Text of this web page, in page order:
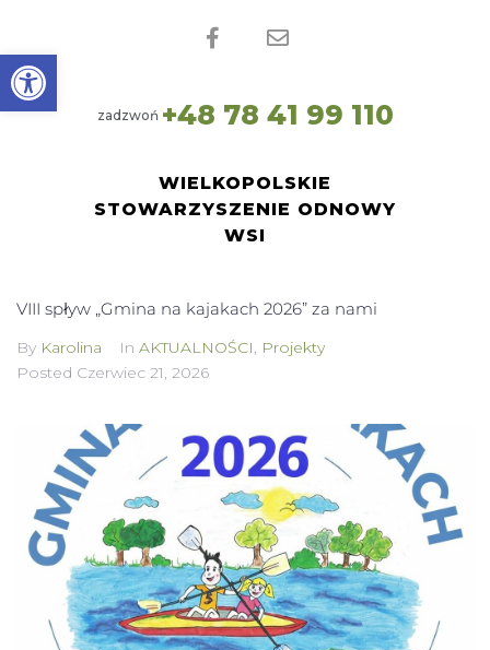
Open toolbar
WIELKOPOLSKIE
STOWARZYSZENIE ODNOWY
WSI
zadzwoń +48 78 41 99 110
VIII spływ „Gmina na kajakach 2026” za nami
By Karolina In AKTUALNOŚCI, Projekty
Posted Czerwiec 21, 2026